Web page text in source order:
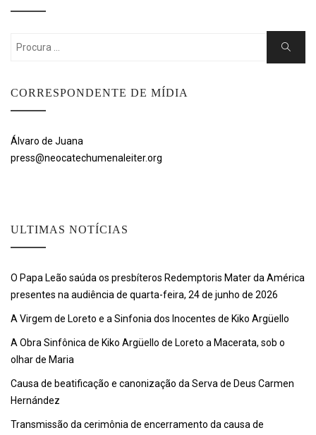
Search
Search
CORRESPONDENTE DE MÍDIA
Álvaro de Juana
press@neocatechumenaleiter.org
ULTIMAS NOTÍCIAS
O Papa Leão saúda os presbíteros Redemptoris Mater da América
presentes na audiência de quarta-feira, 24 de junho de 2026
A Virgem de Loreto e a Sinfonia dos Inocentes de Kiko Argüello
A Obra Sinfônica de Kiko Argüello de Loreto a Macerata, sob o
olhar de Maria
Causa de beatificação e canonização da Serva de Deus Carmen
Hernández
Transmissão da cerimônia de encerramento da causa de